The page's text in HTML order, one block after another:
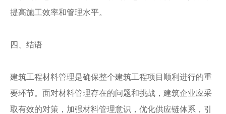
提高施工效率和管理水平。
四、结语
建筑工程材料管理是确保整个建筑工程项目顺利进行的重
要环节。面对材料管理存在的问题和挑战，建筑企业应采
取有效的对策，加强材料管理意识，优化供应链体系，引